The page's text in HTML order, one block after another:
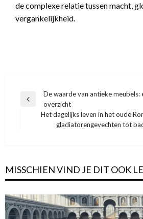
de complexe relatie tussen macht,
vergankelijkheid.
Bericht
navigatie
Vorige
De waarde van antieke meubels:
overzicht
Het dagelijks leven in het oude
gladiatorengevechten tot
MISSCHIEN VIND JE DIT OOK